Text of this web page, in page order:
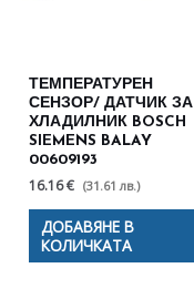
ТЕМПЕРАТУРЕН
СЕНЗОР/ ДАТЧИК ЗА
ХЛАДИЛНИК BOSCH
SIEMENS BALAY
00609193
16.16 € (31.61 лв.)
ДОБАВЯНЕ В
КОЛИЧКАТА